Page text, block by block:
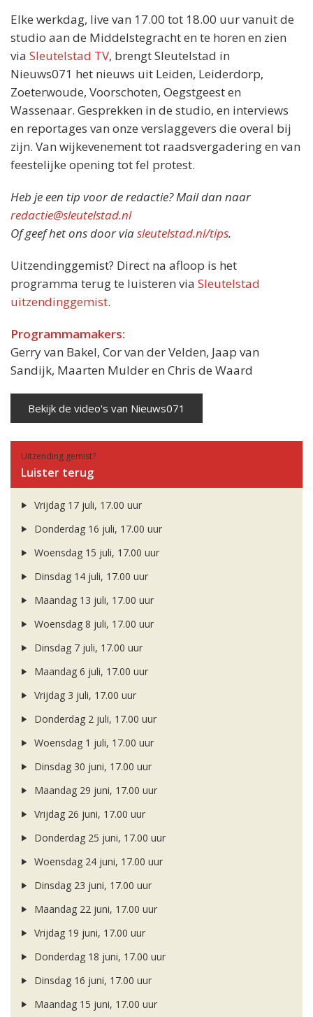
Elke werkdag, live van 17.00 tot 18.00 uur vanuit de
studio aan de Middelstegracht en te horen en zien
via Sleutelstad TV, brengt Sleutelstad in
Nieuws071 het nieuws uit Leiden, Leiderdorp,
Zoeterwoude, Voorschoten, Oegstgeest en
Wassenaar. Gesprekken in de studio, en interviews
en reportages van onze verslaggevers die overal bij
zijn. Van wijkevenement tot raadsvergadering en van
feestelijke opening tot fel protest.
Heb je een tip voor de redactie? Mail dan naar
redactie@sleutelstad.nl
Of geef het ons door viasleutelstad.nl/tips.
Uitzendinggemist? Direct na afloop is het
programma terug te luisteren via Sleutelstad
uitzendinggemist.
Programmamakers:
Gerry van Bakel, Cor van der Velden, Jaap van
Sandijk, Maarten Mulder en Chris de Waard
Bekijk de video's van Nieuws071
Uitzending gemist?
Luister terug
Vrijdag 17 juli, 17.00 uur
Donderdag 16 juli, 17.00 uur
Woensdag 15 juli, 17.00 uur
Dinsdag 14 juli, 17.00 uur
Maandag 13 juli, 17.00 uur
Woensdag 8 juli, 17.00 uur
Dinsdag 7 juli, 17.00 uur
Maandag 6 juli, 17.00 uur
Vrijdag 3 juli, 17.00 uur
Donderdag 2 juli, 17.00 uur
Woensdag 1 juli, 17.00 uur
Dinsdag 30 juni, 17.00 uur
Maandag 29 juni, 17.00 uur
Vrijdag 26 juni, 17.00 uur
Donderdag 25 juni, 17.00 uur
Woensdag 24 juni, 17.00 uur
Dinsdag 23 juni, 17.00 uur
Maandag 22 juni, 17.00 uur
Vrijdag 19 juni, 17.00 uur
Donderdag 18 juni, 17.00 uur
Dinsdag 16 juni, 17.00 uur
Maandag 15 juni, 17.00 uur